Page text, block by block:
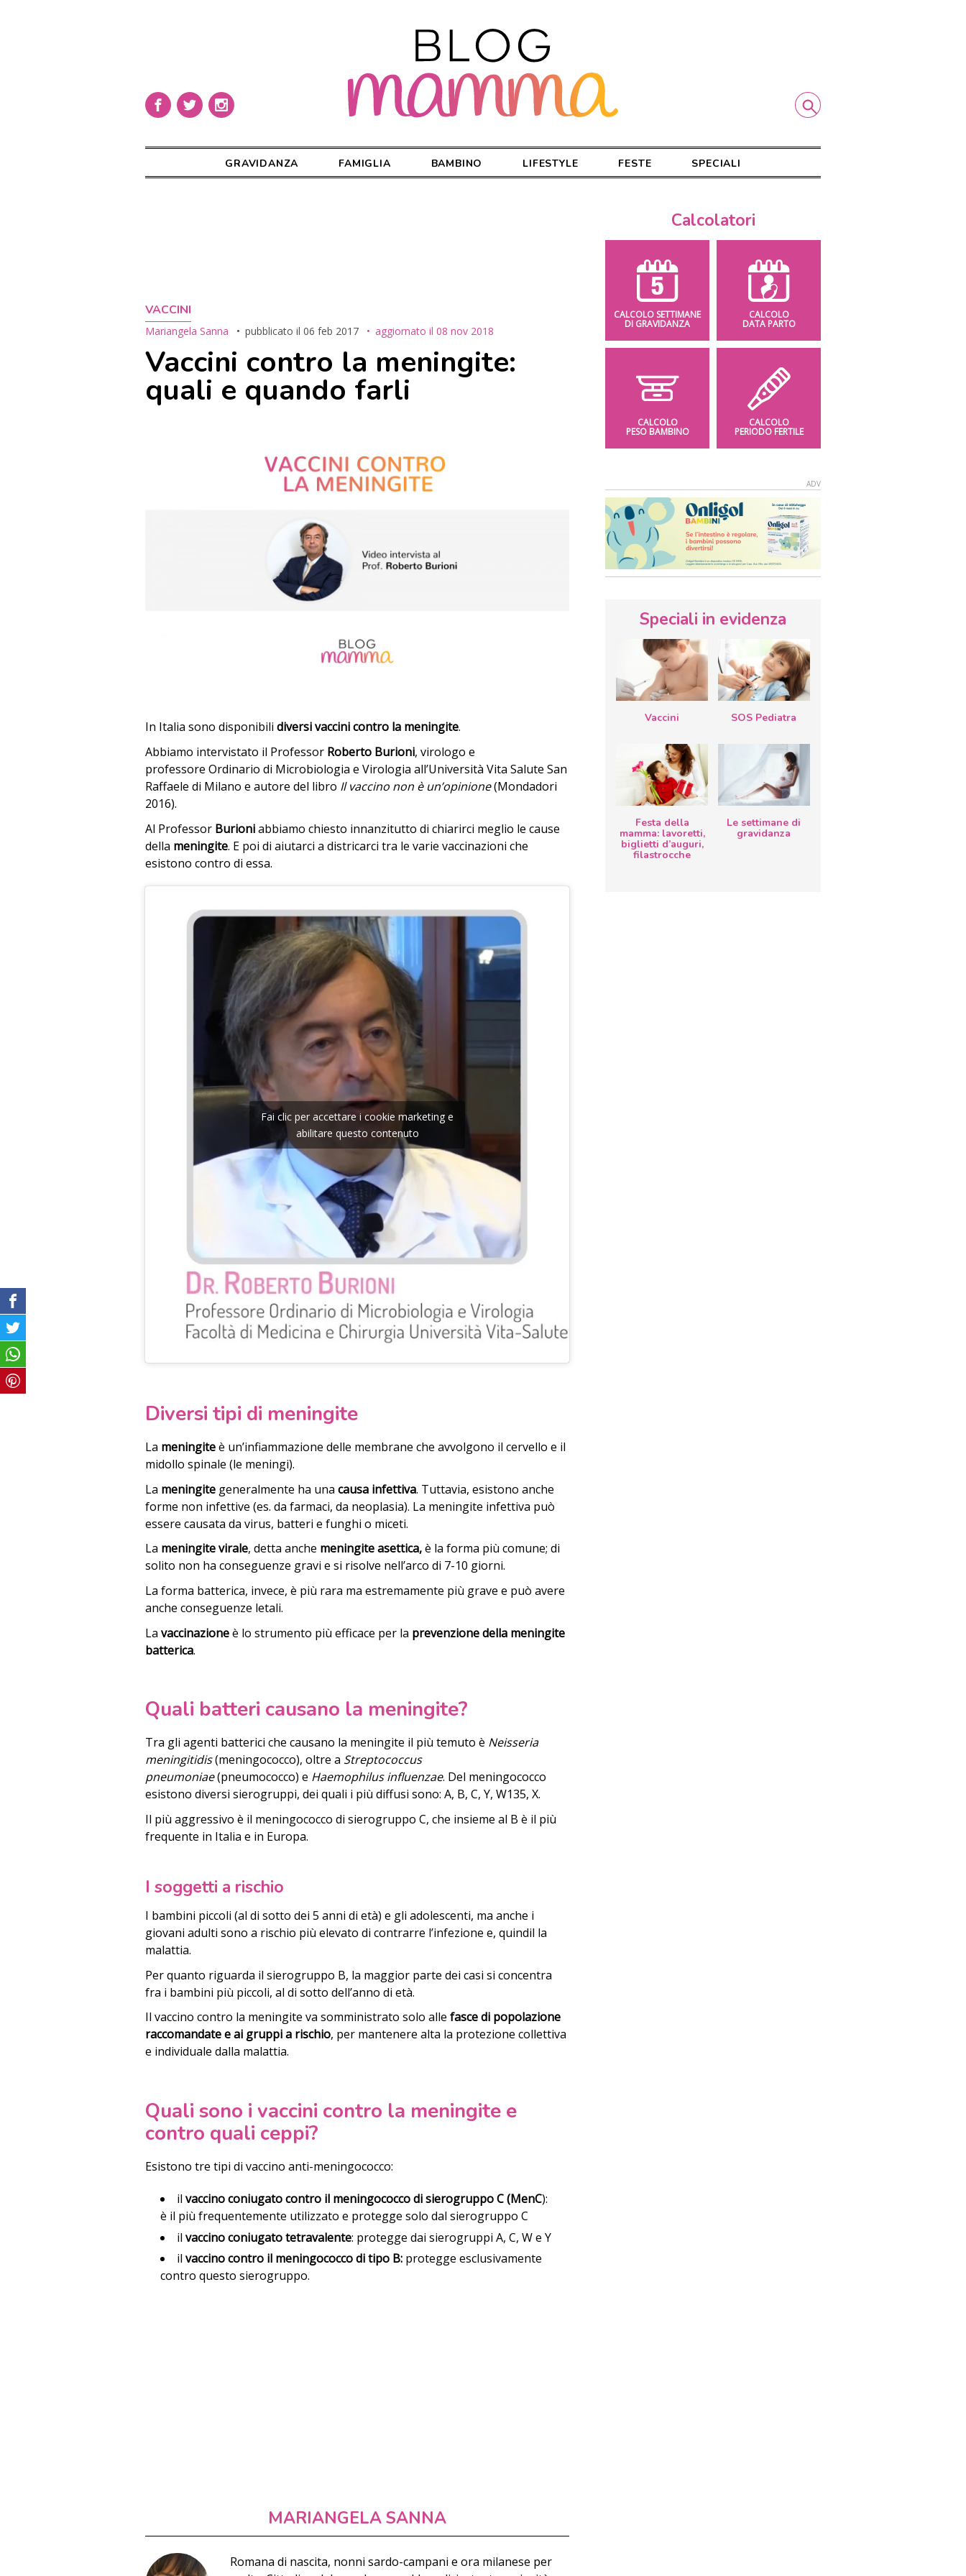
GRAVIDANZA FAMIGLIA BAMBINO LIFESTYLE FESTE SPECIALI
VACCINI
Mariangela Sanna pubblicato il 06 feb 2017 aggiornato il 08 nov 2018
Vaccini contro la meningite:
quali e quando farli
In Italia sono disponibili diversi vaccini contro la meningite.
Abbiamo intervistato il Professor Roberto Burioni, virologo e
professore Ordinario di Microbiologia e Virologia all’Università Vita Salute San
Raffaele di Milano e autore del libro Il vaccino non è un’opinione(Mondadori
2016).
Al Professor Burioniabbiamo chiesto innanzitutto di chiarirci meglio le cause
della meningite. E poi di aiutarci a districarci tra le varie vaccinazioni che
esistono contro di essa.
Fai clic per accettare i cookie marketing e
abilitare questo contenuto
Diversi tipi di meningite
La meningiteè un’infiammazione delle membrane che avvolgono il cervello e il
midollo spinale (le meningi).
La meningite generalmente ha una causa infettiva. Tuttavia, esistono anche
forme non infettive (es. da farmaci, da neoplasia). La meningite infettiva può
essere causata da virus, batteri e funghi o miceti.
La meningite virale, detta anche meningite asettica,è la forma più comune; di
solito non ha conseguenze gravi e si risolve nell’arco di 7-10 giorni.
La forma batterica, invece, è più rara ma estremamente più grave e può avere
anche conseguenze letali.
La vaccinazioneè lo strumento più efficace per la prevenzione della meningite
batterica.
Quali batteri causano la meningite?
Tra gli agenti batterici che causano la meningite il più temuto è Neisseria
meningitidis(meningococco), oltre a Streptococcus
pneumoniae(pneumococco) e Haemophilus influenzae. Del meningococco
esistono diversi sierogruppi, dei quali i più diffusi sono: A, B, C, Y, W135, X.
Il più aggressivo è il meningococco di sierogruppo C, che insieme al B è il più
frequente in Italia e in Europa.
I soggetti a rischio
I bambini piccoli (al di sotto dei 5 anni di età) e gli adolescenti, ma anche i
giovani adulti sono a rischio più elevato di contrarre l’infezione e, quindil la
malattia.
Per quanto riguarda il sierogruppo B, la maggior parte dei casi si concentra
fra i bambini più piccoli, al di sotto dell’anno di età.
Il vaccino contro la meningite va somministrato solo alle fasce di popolazione
raccomandate e ai gruppi a rischio, per mantenere alta la protezione collettiva
e individuale dalla malattia.
Quali sono i vaccini contro la meningite e
contro quali ceppi?
Esistono tre tipi di vaccino anti-meningococco:
ilvaccino coniugato contro il meningococco di sierogruppo C (MenC):
è il più frequentemente utilizzato e protegge solo dal sierogruppo C
ilvaccino coniugato tetravalente: protegge dai sierogruppi A, C, W e Y
ilvaccino contro il meningococco di tipo B: protegge esclusivamente
contro questo sierogruppo.
MARIANGELA SANNA
Romana di nascita, nonni sardo-campani e ora milanese per
Calcolatori
CALCOLO SETTIMANE
DI GRAVIDANZA
CALCOLO
DATA PARTO
CALCOLO
PESO BAMBINO
CALCOLO
PERIODO FERTILE
Speciali in evidenza
Vaccini SOS Pediatra
Festa della
mamma: lavoretti,
biglietti d’auguri,
filastrocche
Le settimane di
gravidanza